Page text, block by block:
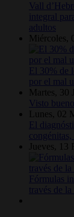
Vall
integral
adultos
Miércoles,
El 30% de
por el mal
Martes, 30
Visto
Lunes, 02
El
Jueves, 13
Fórmulas
través de